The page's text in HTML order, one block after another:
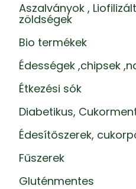
Aszalványok ,
zöldségek
Bio termékek
Édességek ,chipsek
Étkezési sók
Diabetikus,
Édesítőszerek,
Fűszerek
Gluténmentes